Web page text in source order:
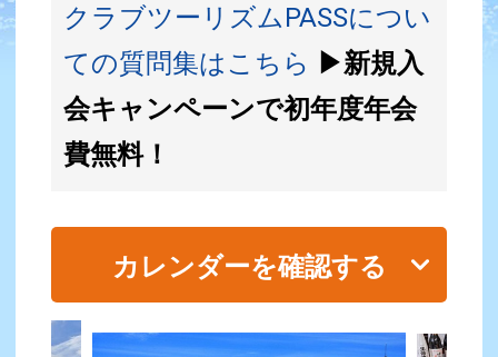
クラブツーリズムPASSについ
ての質問集はこちら ▶新規入
会キャンペーンで初年度年会
費無料！
カレンダーを確認する